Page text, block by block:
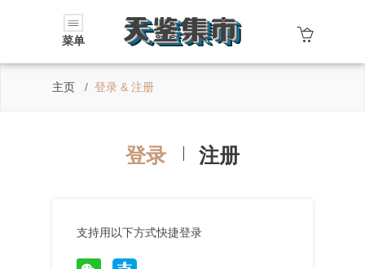
菜单
主页 登录 & 注册
登录 注册
支持用以下方式快捷登录